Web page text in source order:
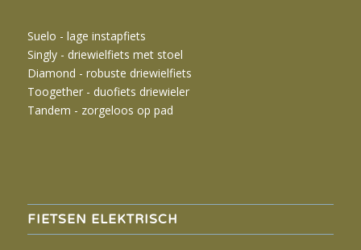
Suelo - lage instapfiets
Singly - driewielfiets met stoel
Diamond - robuste driewielfiets
Toogether - duofiets driewieler
Tandem - zorgeloos op pad
FIETSEN ELEKTRISCH